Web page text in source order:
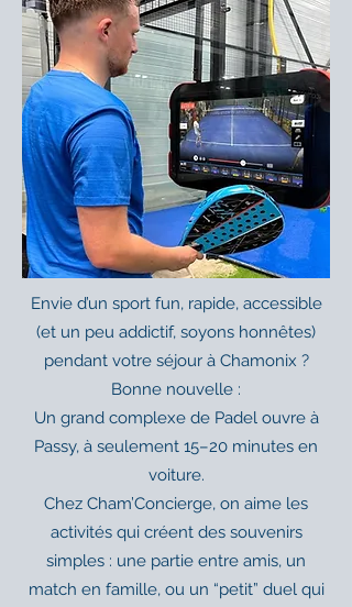
Envie d’un sport fun, rapide, accessible
(et un peu addictif, soyons honnêtes)
pendant votre séjour à Chamonix ?
Bonne nouvelle :
Un grand complexe de Padel ouvre à
Passy, à seulement 15–20 minutes en
voiture.
Chez Cham’Concierge, on aime les
activités qui créent des souvenirs
simples : une partie entre amis, un
match en famille, ou un “petit” duel qui